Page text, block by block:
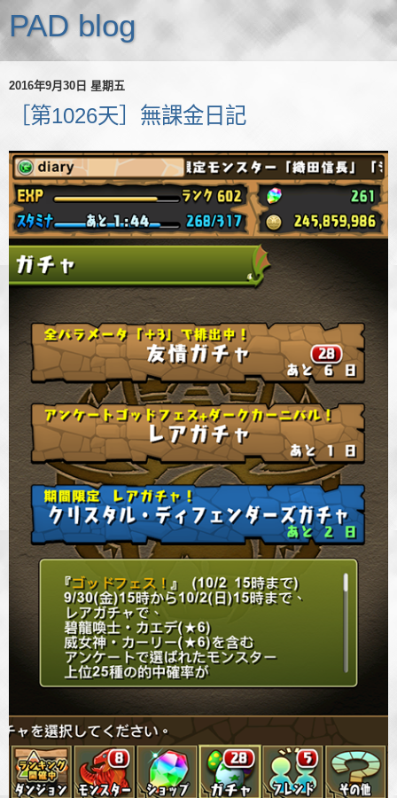
PAD blog
2016年9月30日 星期五
［第1026天］無課金日記